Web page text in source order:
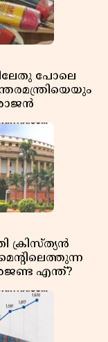
പോലെ
ക്രിസ്ത്യൻ
എന്ത്?